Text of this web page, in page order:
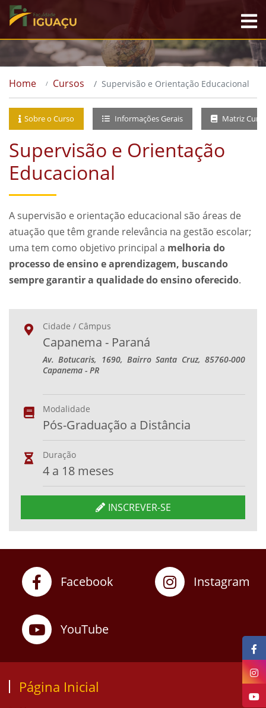
Home Cursos Supervisão e Orientação Educacional
Sobre o Curso Informações Gerais Matriz
Supervisão e Orientação
Educacional
A supervisão e orientação educacional são áreas de
atuação que têm grande relevância na gestão escolar;
uma tem como objetivo principal a melhoria do
processo de ensino e aprendizagem, buscando
sempre garantir a qualidade do ensino oferecido.
Cidade / Câmpus
Capanema - Paraná
Av. Botucaris, 1690, Bairro Santa Cruz, 85760-000
Capanema - PR
Modalidade
Pós-Graduação a Distância
Duração
4 a 18 meses
INSCREVER-SE
Facebook Instagram
YouTube
Página Inicial